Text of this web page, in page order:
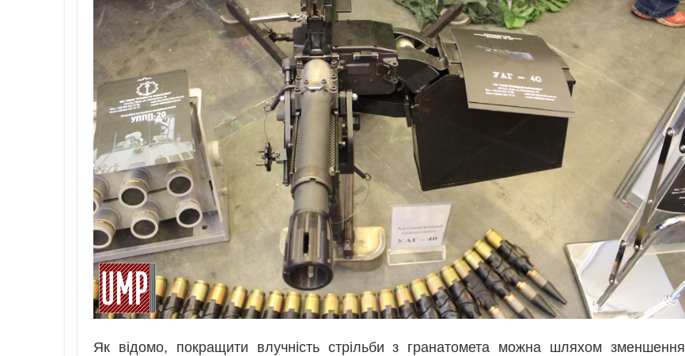
Як відомо, покращити влучність стрільби з гранатомета можна шляхом зменшення